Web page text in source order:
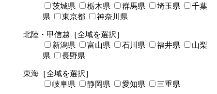
茨城県
栃木県 群馬県 埼玉県
千葉
県
東京都 神奈川県
北陸・甲信越 ［全域を選択］
新潟県
富山県 石川県 福井県
山梨
県
長野県
東海 ［全域を選択］
岐阜県
静岡県 愛知県 三重県